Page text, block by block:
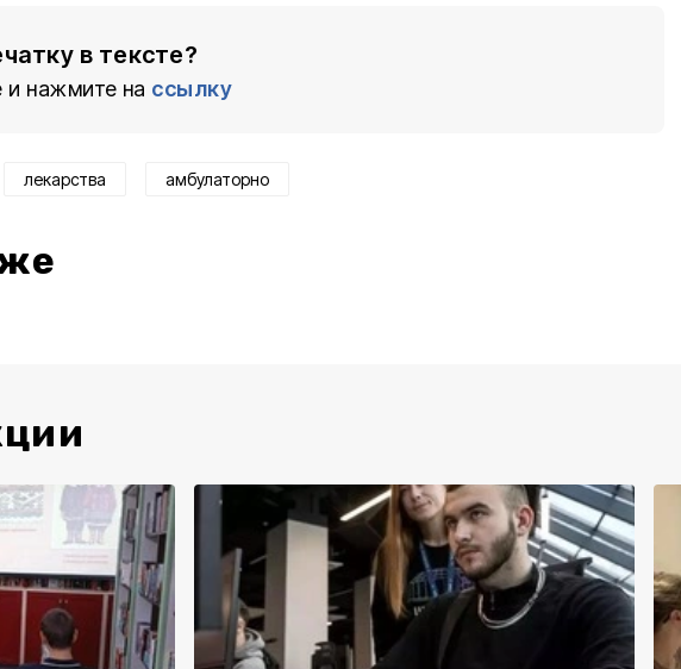
в тексте?
и нажмите на ссылку
лекарства амбулаторно